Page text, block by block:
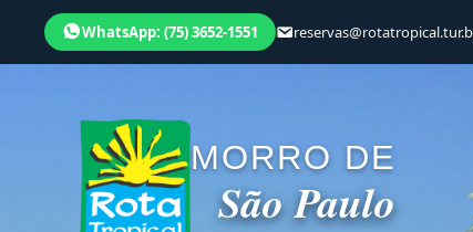
WhatsApp: (75) 3652-1551
MORRO DE
São Paulo